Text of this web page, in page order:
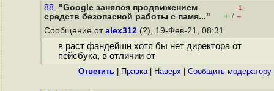
88. "Google занялся продвижением
средств безопасной работы с памя..."
–1
+ / –
Сообщение от alex312 (?), 19-Фев-21, 08:31
в раст фандейшн хотя бы нет директора от
пейсбука, в отличии от
Ответить Правка| Наверх Cообщить модератору